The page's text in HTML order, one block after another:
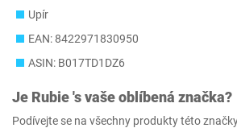
Upír
EAN: 8422971830950
ASIN: B017TD1DZ6
Je Rubie 'svaše oblíbená značka?
Podívejte se na všechny produkty této